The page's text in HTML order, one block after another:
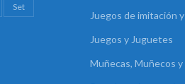
Set
Juegos de imitación
Juegos y Juguetes
Muñecas, Muñecos